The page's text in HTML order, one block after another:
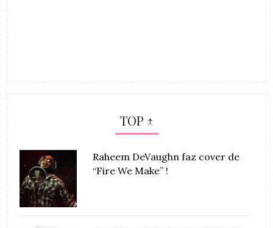
TOP ↑
Raheem DeVaughn faz cover de
“Fire We Make” !